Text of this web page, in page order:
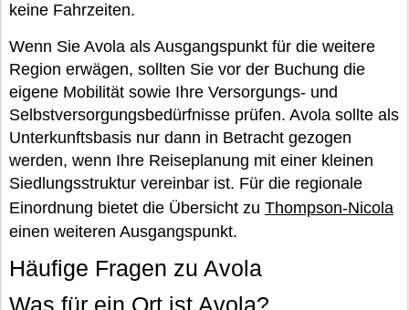
keine Fahrzeiten.
Wenn Sie Avola als Ausgangspunkt für die weitere
Region erwägen, sollten Sie vor der Buchung die
eigene Mobilität sowie Ihre Versorgungs- und
Selbstversorgungsbedürfnisse prüfen. Avola sollte als
Unterkunftsbasis nur dann in Betracht gezogen
werden, wenn Ihre Reiseplanung mit einer kleinen
Siedlungsstruktur vereinbar ist. Für die regionale
Einordnung bietet die Übersicht zu Thompson-Nicola
einen weiteren Ausgangspunkt.
Häufige Fragen zu Avola